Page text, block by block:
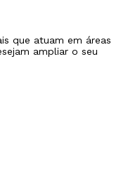
que atuam em áreas
ampliar o seu